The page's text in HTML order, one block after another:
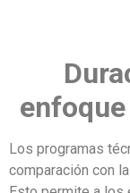
Los programas
comparación con